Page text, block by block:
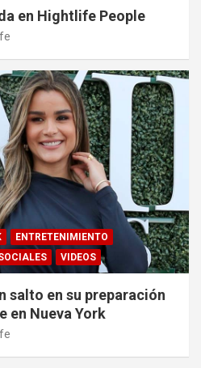
en Hightlife People
ENTRETENIMIENTO
VIDEOS
salto en su preparación
en Nueva York